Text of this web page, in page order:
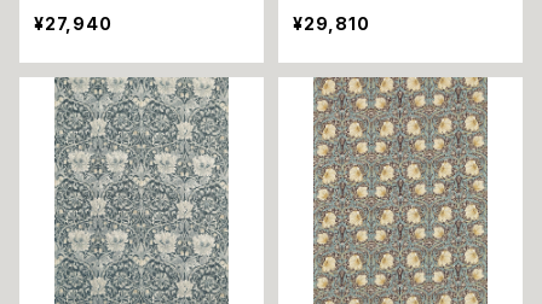
寄せ品
¥27,940
ブリック国内在庫品
¥29,810